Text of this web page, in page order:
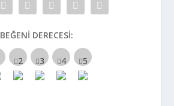
BEĞENI DERECESI: